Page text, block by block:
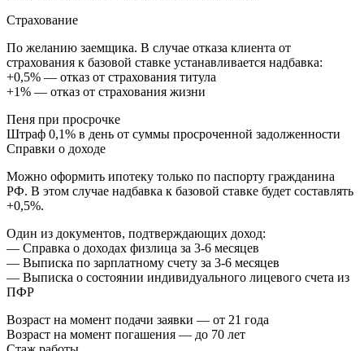
Страхование
По желанию заемщика. В случае отказа клиента от
страхования к базовой ставке устанавливается надбавка:
+0,5% — отказ от страхования титула
+1% — отказ от страхования жизни
Пеня при просрочке
Штраф 0,1% в день от суммы просроченной задолженности
Справки о доходе
Можно оформить ипотеку только по паспорту гражданина
РФ. В этом случае надбавка к базовой ставке будет составлять
+0,5%.
Один из документов, подтверждающих доход:
— Справка о доходах физлица за 3-6 месяцев
— Выписка по зарплатному счету за 3-6 месяцев
— Выписка о состоянии индивидуального лицевого счета из
ПФР
Возраст на момент подачи заявки — от 21 года
Возраст на момент погашения — до 70 лет